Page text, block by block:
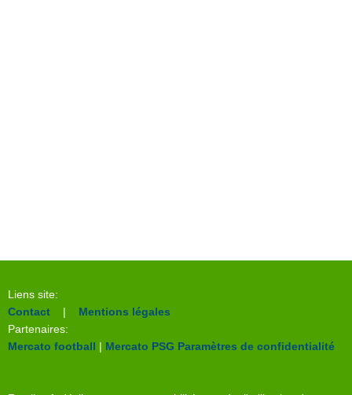
Liens site:
Contact | Mentions légales
Partenaires:
Mercato football | Mercato PSG Paramètres de confidentialité